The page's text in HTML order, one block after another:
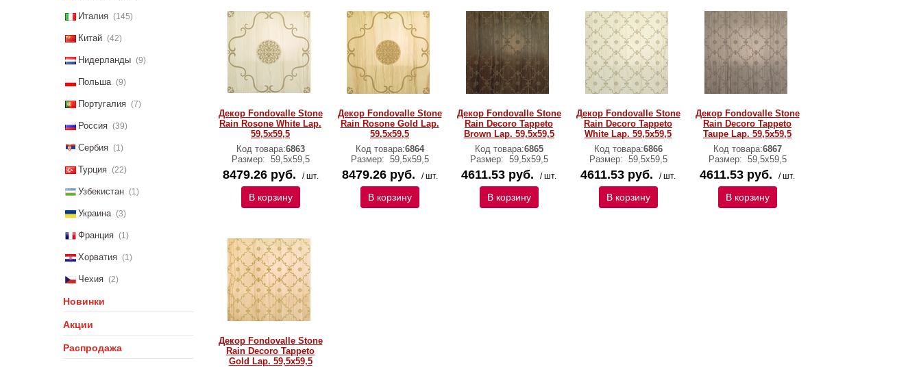
Италия (145)
Китай (42)
Нидерланды (9)
Польша (9)
Португалия (7)
Россия (39)
Сербия (1)
Турция (22)
Узбекистан (1)
Украина (3)
Франция (1)
Хорватия (1)
Чехия (2)
Новинки
Акции
Распродажа
Декор Fondovalle Stone
Rain Rosone White Lap.
59,5x59,5
Код товара:6863
Размер: 59,5х59,5
8479.26 руб. / шт.
В корзину
Декор Fondovalle Stone
Rain Rosone Gold Lap.
59,5x59,5
Код товара:6864
Размер: 59,5х59,5
8479.26 руб. / шт.
В корзину
Декор Fondovalle Stone
Rain Decoro Tappeto
Brown Lap. 59,5x59,5
Код товара:6865
Размер: 59,5х59,5
4611.53 руб. / шт.
В корзину
Декор Fondovalle Stone
Rain Decoro Tappeto
White Lap. 59,5x59,5
Код товара:6866
Размер: 59,5х59,5
4611.53 руб. / шт.
В корзину
Декор Fondovalle Stone
Rain Decoro Tappeto
Taupe Lap. 59,5x59,5
Код товара:6867
Размер: 59,5х59,5
4611.53 руб. / шт.
В корзину
Декор Fondovalle Stone
Rain Decoro Tappeto
Gold Lap. 59,5x59,5